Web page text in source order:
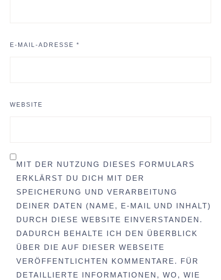
E-MAIL-ADRESSE *
WEBSITE
MIT DER NUTZUNG DIESES FORMULARS
ERKLÄRST DU DICH MIT DER
SPEICHERUNG UND VERARBEITUNG
DEINER DATEN (NAME, E-MAIL UND INHALT)
DURCH DIESE WEBSITE EINVERSTANDEN.
DADURCH BEHALTE ICH DEN ÜBERBLICK
ÜBER DIE AUF DIESER WEBSEITE
VERÖFFENTLICHTEN KOMMENTARE. FÜR
DETAILLIERTE INFORMATIONEN, WO, WIE